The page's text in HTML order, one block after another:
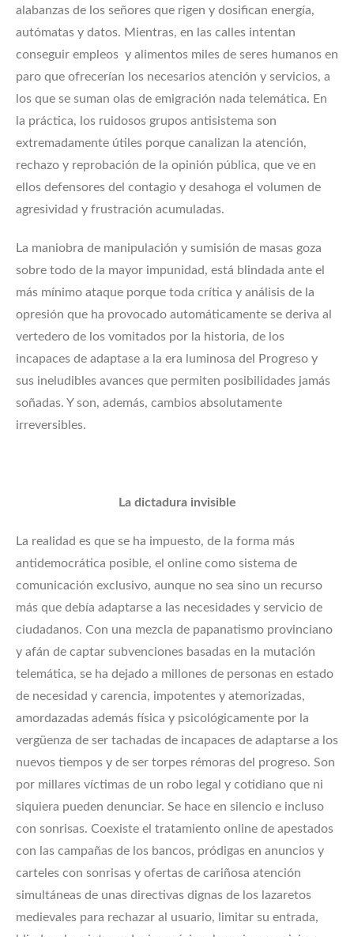
alabanzas de los señores que rigen y dosifican energía,
autómatas y datos. Mientras, en las calles intentan
conseguir empleos y alimentos miles de seres humanos en
paro que ofrecerían los necesarios atención y servicios, a
los que se suman olas de emigración nada telemática. En
la práctica, los ruidosos grupos antisistema son
extremadamente útiles porque canalizan la atención,
rechazo y reprobación de la opinión pública, que ve en
ellos defensores del contagio y desahoga el volumen de
agresividad y frustración acumuladas.
La maniobra de manipulación y sumisión de masas goza
sobre todo de la mayor impunidad, está blindada ante el
más mínimo ataque porque toda crítica y análisis de la
opresión que ha provocado automáticamente se deriva al
vertedero de los vomitados por la historia, de los
incapaces de adaptase a la era luminosa del Progreso y
sus ineludibles avances que permiten posibilidades jamás
soñadas. Y son, además, cambios absolutamente
irreversibles.
La dictadura invisible
La realidad es que se ha impuesto, de la forma más
antidemocrática posible, el online como sistema de
comunicación exclusivo, aunque no sea sino un recurso
más que debía adaptarse a las necesidades y servicio de
ciudadanos. Con una mezcla de papanatismo provinciano
y afán de captar subvenciones basadas en la mutación
telemática, se ha dejado a millones de personas en estado
de necesidad y carencia, impotentes y atemorizadas,
amordazadas además física y psicológicamente por la
vergüenza de ser tachadas de incapaces de adaptarse a los
nuevos tiempos y de ser torpes rémoras del progreso. Son
por millares víctimas de un robo legal y cotidiano que ni
siquiera pueden denunciar. Se hace en silencio e incluso
con sonrisas. Coexiste el tratamiento online de apestados
con las campañas de los bancos, pródigas en anuncios y
carteles con sonrisas y ofertas de cariñosa atención
simultáneas de unas directivas dignas de los lazaretos
medievales para rechazar al usuario, limitar su entrada,